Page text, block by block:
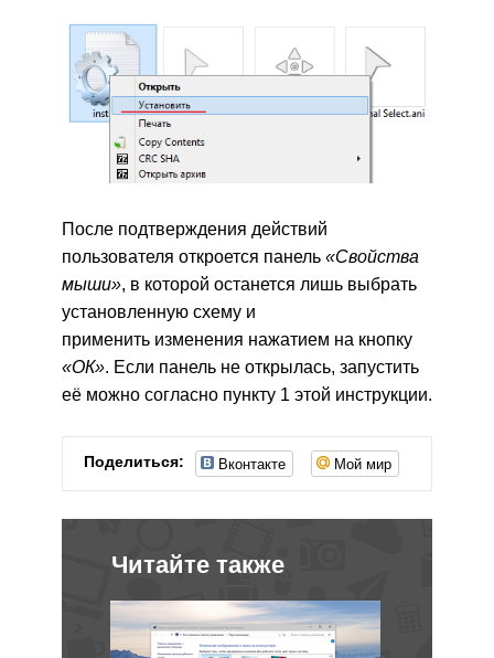
После подтверждения действий
пользователя откроется панель «Свойства
мыши», в которой останется лишь выбрать
установленную схему и
применить изменения нажатием на кнопку
«ОК». Если панель не открылась, запустить
её можно согласно пункту 1 этой инструкции.
Поделиться: Вконтакте Мой мир
Читайте также